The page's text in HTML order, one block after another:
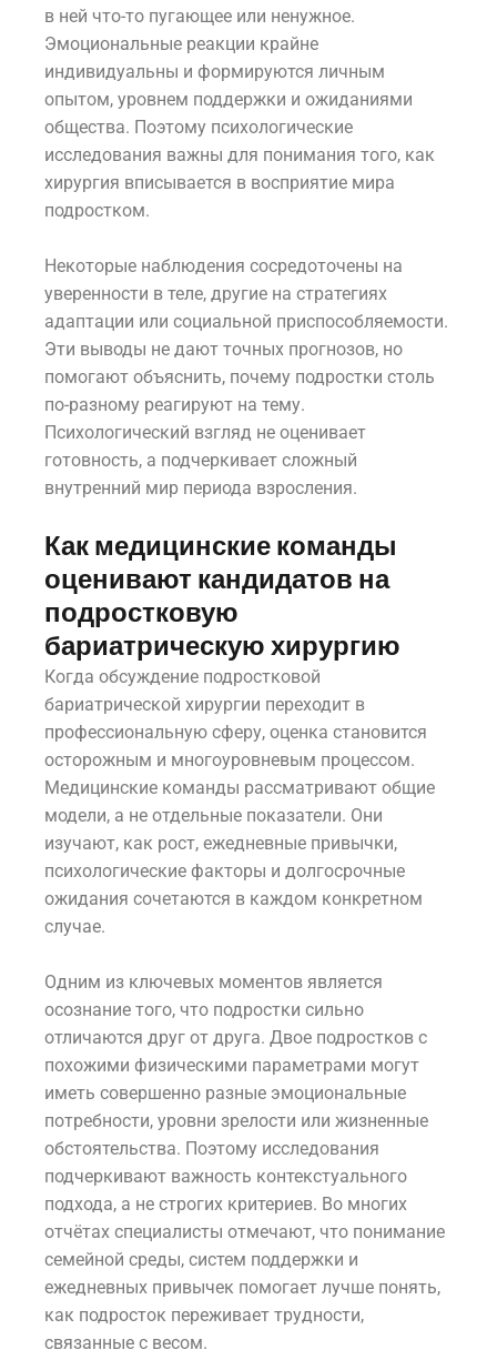
в ней что-то пугающее или ненужное.
Эмоциональные реакции крайне
индивидуальны и формируются личным
опытом, уровнем поддержки и ожиданиями
общества. Поэтому психологические
исследования важны для понимания того, как
хирургия вписывается в восприятие мира
подростком.
Некоторые наблюдения сосредоточены на
уверенности в теле, другие на стратегиях
адаптации или социальной приспособляемости.
Эти выводы не дают точных прогнозов, но
помогают объяснить, почему подростки столь
по-разному реагируют на тему.
Психологический взгляд не оценивает
готовность, а подчеркивает сложный
внутренний мир периода взросления.
Как медицинские команды
оценивают кандидатов на
подростковую
бариатрическую хирургию
Когда обсуждение подростковой
бариатрической хирургии переходит в
профессиональную сферу, оценка становится
осторожным и многоуровневым процессом.
Медицинские команды рассматривают общие
модели, а не отдельные показатели. Они
изучают, как рост, ежедневные привычки,
психологические факторы и долгосрочные
ожидания сочетаются в каждом конкретном
случае.
Одним из ключевых моментов является
осознание того, что подростки сильно
отличаются друг от друга. Двое подростков с
похожими физическими параметрами могут
иметь совершенно разные эмоциональные
потребности, уровни зрелости или жизненные
обстоятельства. Поэтому исследования
подчеркивают важность контекстуального
подхода, а не строгих критериев. Во многих
отчётах специалисты отмечают, что понимание
семейной среды, систем поддержки и
ежедневных привычек помогает лучше понять,
как подросток переживает трудности,
связанные с весом.